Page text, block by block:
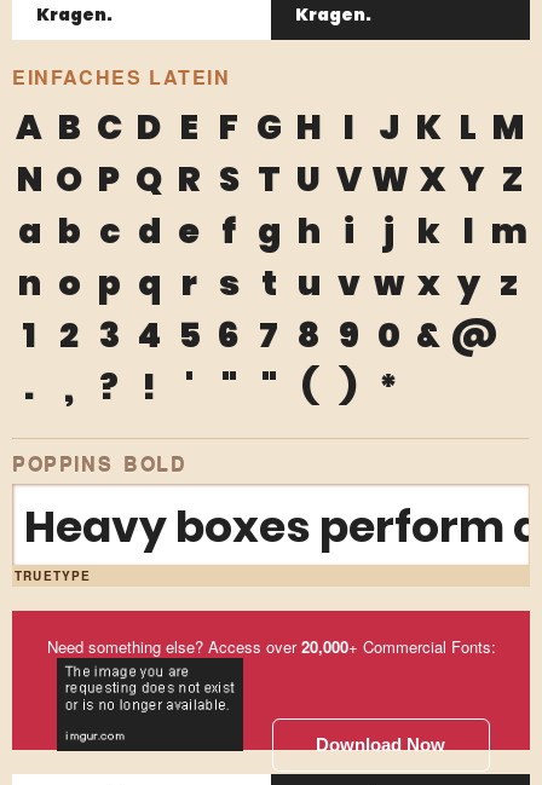
Kragen. Kragen.
EINFACHES LATEIN
A B C D E F G H I J K L M
N O P Q R S T U V W X Y Z
a b c d e f g h i j k l m
n o p q r s t u v w x y z
1 2 3 4 5 6 7 8 9 0 & @
.
, ? ! ' " " ( ) *
POPPINS BOLD
Heavy boxes perform
TRUETYPE
Need something else? Access over20,000+ Commercial Fonts:
Download Now